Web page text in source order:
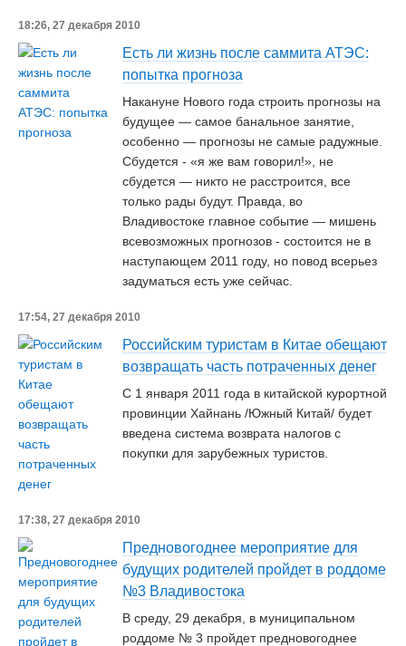
18:26, 27 декабря 2010
Есть ли жизнь после саммита АТЭС:
попытка прогноза
Накануне Нового года строить прогнозы на
будущее — самое банальное занятие,
особенно — прогнозы не самые радужные.
Сбудется - «я же вам говорил!», не
сбудется — никто не расстроится, все
только рады будут. Правда, во
Владивостоке главное событие — мишень
всевозможных прогнозов - состоится не в
наступающем 2011 году, но повод всерьез
задуматься есть уже сейчас.
17:54, 27 декабря 2010
Российским туристам в Китае обещают
возвращать часть потраченных денег
С 1 января 2011 года в китайской курортной
провинции Хайнань /Южный Китай/ будет
введена система возврата налогов с
покупки для зарубежных туристов.
17:38, 27 декабря 2010
Предновогоднее мероприятие для
будущих родителей пройдет в роддоме
№3 Владивостока
В среду, 29 декабря, в муниципальном
роддоме № 3 пройдет предновогоднее